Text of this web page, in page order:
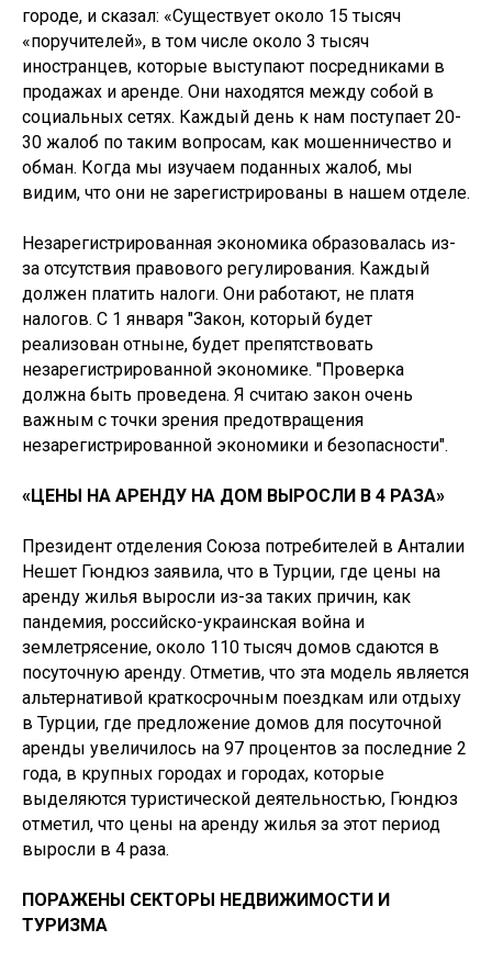
городе, и сказал: «Существует около 15 тысяч
«поручителей», в том числе около 3 тысяч
иностранцев, которые выступают посредниками в
продажах и аренде. Они находятся между собой в
социальных сетях. Каждый день к нам поступает 20-
30 жалоб по таким вопросам, как мошенничество и
обман. Когда мы изучаем поданных жалоб, мы
видим, что они не зарегистрированы в нашем отделе.
Незарегистрированная экономика образовалась из-
за отсутствия правового регулирования. Каждый
должен платить налоги. Они работают, не платя
налогов. С 1 января "Закон, который будет
реализован отныне, будет препятствовать
незарегистрированной экономике. "Проверка
должна быть проведена. Я считаю закон очень
важным с точки зрения предотвращения
незарегистрированной экономики и безопасности".
«ЦЕНЫ НА АРЕНДУ НА ДОМ ВЫРОСЛИ В 4 РАЗА»
Президент отделения Союза потребителей в Анталии
Нешет Гюндюз заявила, что в Турции, где цены на
аренду жилья выросли из-за таких причин, как
пандемия, российско-украинская война и
землетрясение, около 110 тысяч домов сдаются в
посуточную аренду. Отметив, что эта модель является
альтернативой краткосрочным поездкам или отдыху
в Турции, где предложение домов для посуточной
аренды увеличилось на 97 процентов за последние 2
года, в крупных городах и городах, которые
выделяются туристической деятельностью, Гюндюз
отметил, что цены на аренду жилья за этот период
выросли в 4 раза.
ПОРАЖЕНЫ СЕКТОРЫ НЕДВИЖИМОСТИ И
ТУРИЗМА